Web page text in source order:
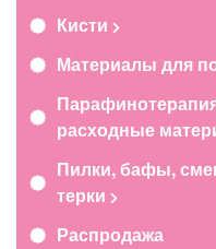
Кисти
Материалы для
расходные
Пилки, бафы,
терки
Распродажа